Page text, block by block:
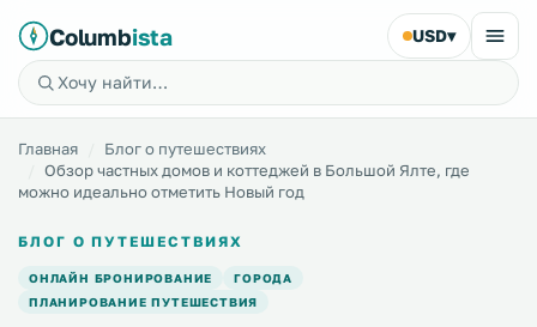
Columbista USD▾
Главная
Блог о путешествиях
Обзор частных домов и коттеджей в Большой Ялте, где
можно идеально отметить Новый год
БЛОГ О ПУТЕШЕСТВИЯХ
ОНЛАЙН БРОНИРОВАНИЕ
ГОРОДА
ПЛАНИРОВАНИЕ ПУТЕШЕСТВИЯ